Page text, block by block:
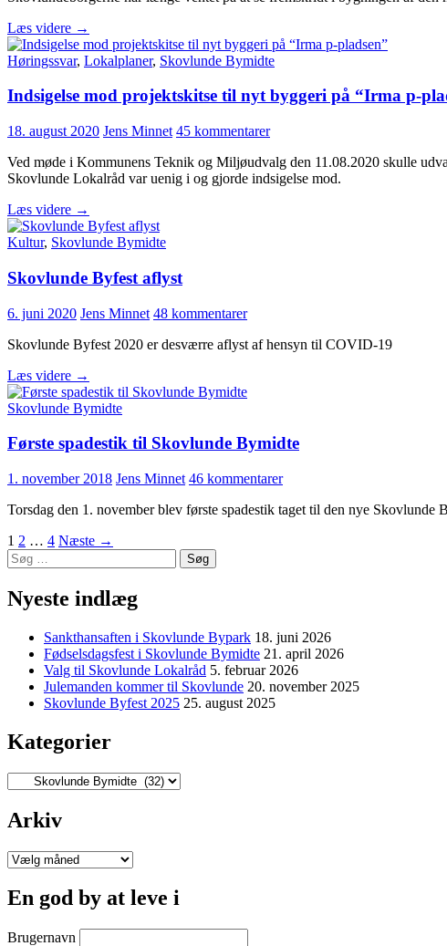
Læs videre Nu
skal
der
i
Skovlunde
Bymidte
→
Høringssvar, Lokalplaner, Skovlunde Bymidte
Indsigelse mod projektskitse til nyt byggeri på “Irma p-
18. august 2020 Jens Minnet 45 kommentarer
Ved møde i Kommunens Teknik og Miljøudvalg den 11.08.2020 skulle
Skovlunde Lokalråd var uenig i og gjorde indsigelse mod.
Læs videre Indsigelse
mod
projektskitse
nyt
byggeri
på
“Irma
p-
pladsen”
→
Kultur, Skovlunde Bymidte
Skovlunde Byfest aflyst
6. juni 2020 Jens Minnet 48 kommentarer
Skovlunde Byfest 2020 er desværre aflyst af hensyn til COVID-19
Læs videre Skovlunde
Byfest
aflyst
→
Skovlunde Bymidte
Første spadestik til Skovlunde Bymidte
1. november 2018 Jens Minnet 46 kommentarer
Torsdag den 1. november blev første spadestik taget til den nye Skovlunde
Indlægsnavigation
1 2 … 4 Næste →
Søg
efter:
Nyeste indlæg
Sankthansaften i Skovlunde Bypark 18. juni 2026
Fødselsdagsfest i Skovlunde Bymidte 21. april 2026
Valg til Skovlunde Lokalråd 5. februar 2026
Julemanden kommer til Skovlunde 20. november 2025
Skovlunde Byfest 2025 25. august 2025
Kategorier
Kategorier
Arkiv
Arkiv
En god by at leve i
Brugernavn